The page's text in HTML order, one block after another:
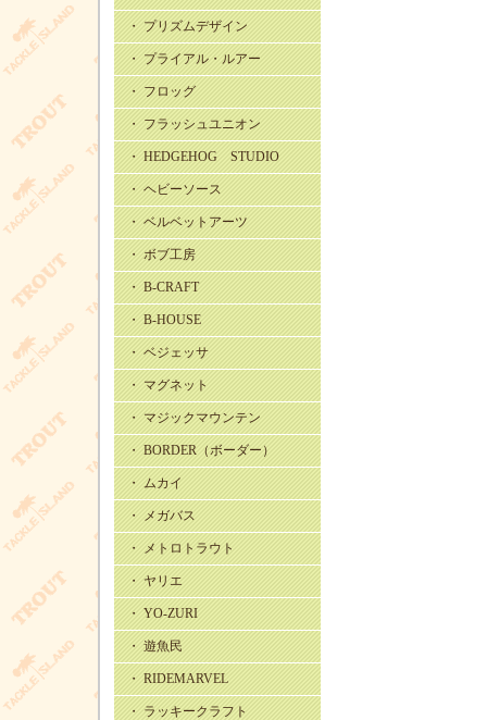
・ プリズムデザイン
・ プライアル・ルアー
・ フロッグ
・ フラッシュユニオン
・ HEDGEHOG STUDIO
・ ヘビーソース
・ ベルベットアーツ
・ ボブ工房
・ B-CRAFT
・ B-HOUSE
・ ベジェッサ
・ マグネット
・ マジックマウンテン
・ BORDER（ボーダー）
・ ムカイ
・ メガバス
・ メトロトラウト
・ ヤリエ
・ YO-ZURI
・ 遊魚民
・ RIDEMARVEL
・ ラッキークラフト